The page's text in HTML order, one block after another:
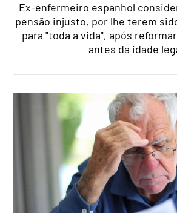
Ex-enfermeiro espanhol
pensão injusto, por lhe terem
para "toda a vida", após
antes da idade